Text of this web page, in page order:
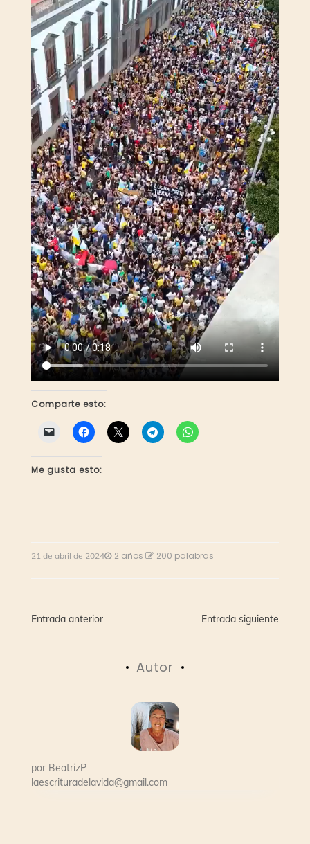
Comparte esto:
Me gusta esto:
21 de abril de 2024 2 años 200 palabras
Navegación
entradas
Entrada anterior Entrada siguiente
Autor
por BeatrizP
laescrituradelavida@gmail.com